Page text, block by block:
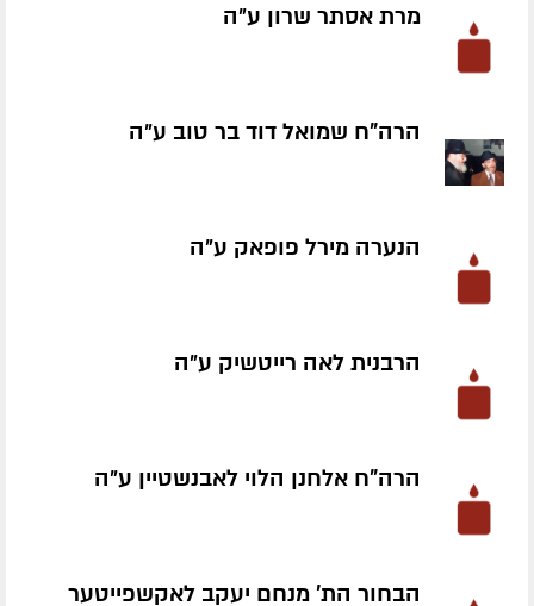
מרת אסתר שרון ע״ה
הרה"ח שמואל דוד בר טוב ע״ה
הנערה מירל פופאק ע״ה
הרבנית לאה רייטשיק ע״ה
הרה"ח אלחנן הלוי לאבנשטיין ע״ה
הבחור הת' מנחם יעקב לאקשפייטער